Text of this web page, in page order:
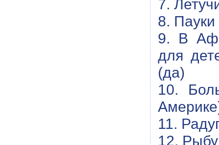
7.
8. Пауки
9. В
для
(да)
10.
11.
12.